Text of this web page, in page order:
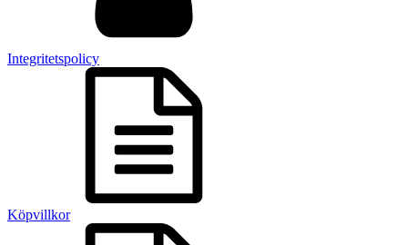
Integritetspolicy
Köpvillkor